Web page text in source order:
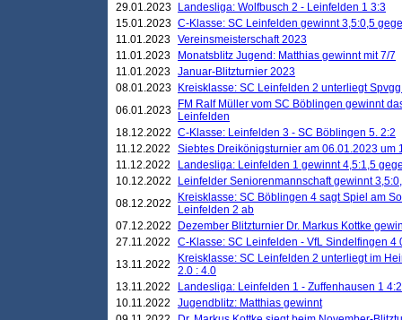
29.01.2023
Landesliga: Wolfbusch 2 - Leinfelden 1 3:3
15.01.2023 C-Klasse: SC Leinfelden gewinnt 3,5:0,5
11.01.2023 Vereinsmeisterschaft 2023
11.01.2023
Monatsblitz Jugend: Matthias gewinnt mit 7/7
11.01.2023 Januar-Blitzturnier 2023
08.01.2023
Kreisklasse: SC Leinfelden 2 unterliegt
06.01.2023
FM Ralf Müller vom SC Böblingen gewinnt
Leinfelden
18.12.2022 C-Klasse: Leinfelden 3 - SC Böblingen 5. 2:2
11.12.2022
Siebtes Dreikönigsturnier am 06.01.2023 um
11.12.2022
Landesliga: Leinfelden 1 gewinnt 4,5:1,5
10.12.2022
Leinfelder Seniorenmannschaft gewinnt
08.12.2022
Kreisklasse: SC Böblingen 4 sagt Spiel am
Leinfelden 2 ab
07.12.2022
Dezember Blitzturnier Dr. Markus Kottke
27.11.2022
C-Klasse: SC Leinfelden - VfL Sindelfingen 4
13.11.2022
Kreisklasse: SC Leinfelden 2 unterliegt im
2.0 : 4.0
13.11.2022
Landesliga: Leinfelden 1 - Zuffenhausen 1 4:2
10.11.2022
Jugendblitz: Matthias gewinnt